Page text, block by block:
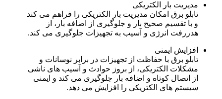
مدیریت بار الکتریکی
تابلو برق امکان مدیریت بار الکتریکی را فراهم می کند
و با تقسیم صحیح بار و جلوگیری از اضافه بار، از
هدررفت انرژی و آسیب به تجهیزات جلوگیری می کند.
افزایش ایمنی
تابلو برق با حفاظت از تجهیزات در برابر نوسانات و
مشکلات الکتریکی، از بروز حوادث و آسیب های ناشی
از اتصال کوتاه و اضافه بار جلوگیری می کند و ایمنی
سیستم های الکتریکی را افزایش می دهد.